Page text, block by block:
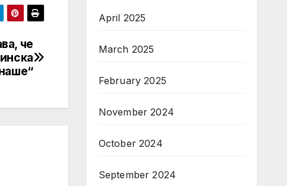
че
April 2025
March 2025
February 2025
November 2024
October 2024
September 2024